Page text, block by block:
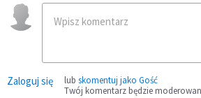
Zaloguj się lub skomentuj jako Gość
Twój komentarz będzie